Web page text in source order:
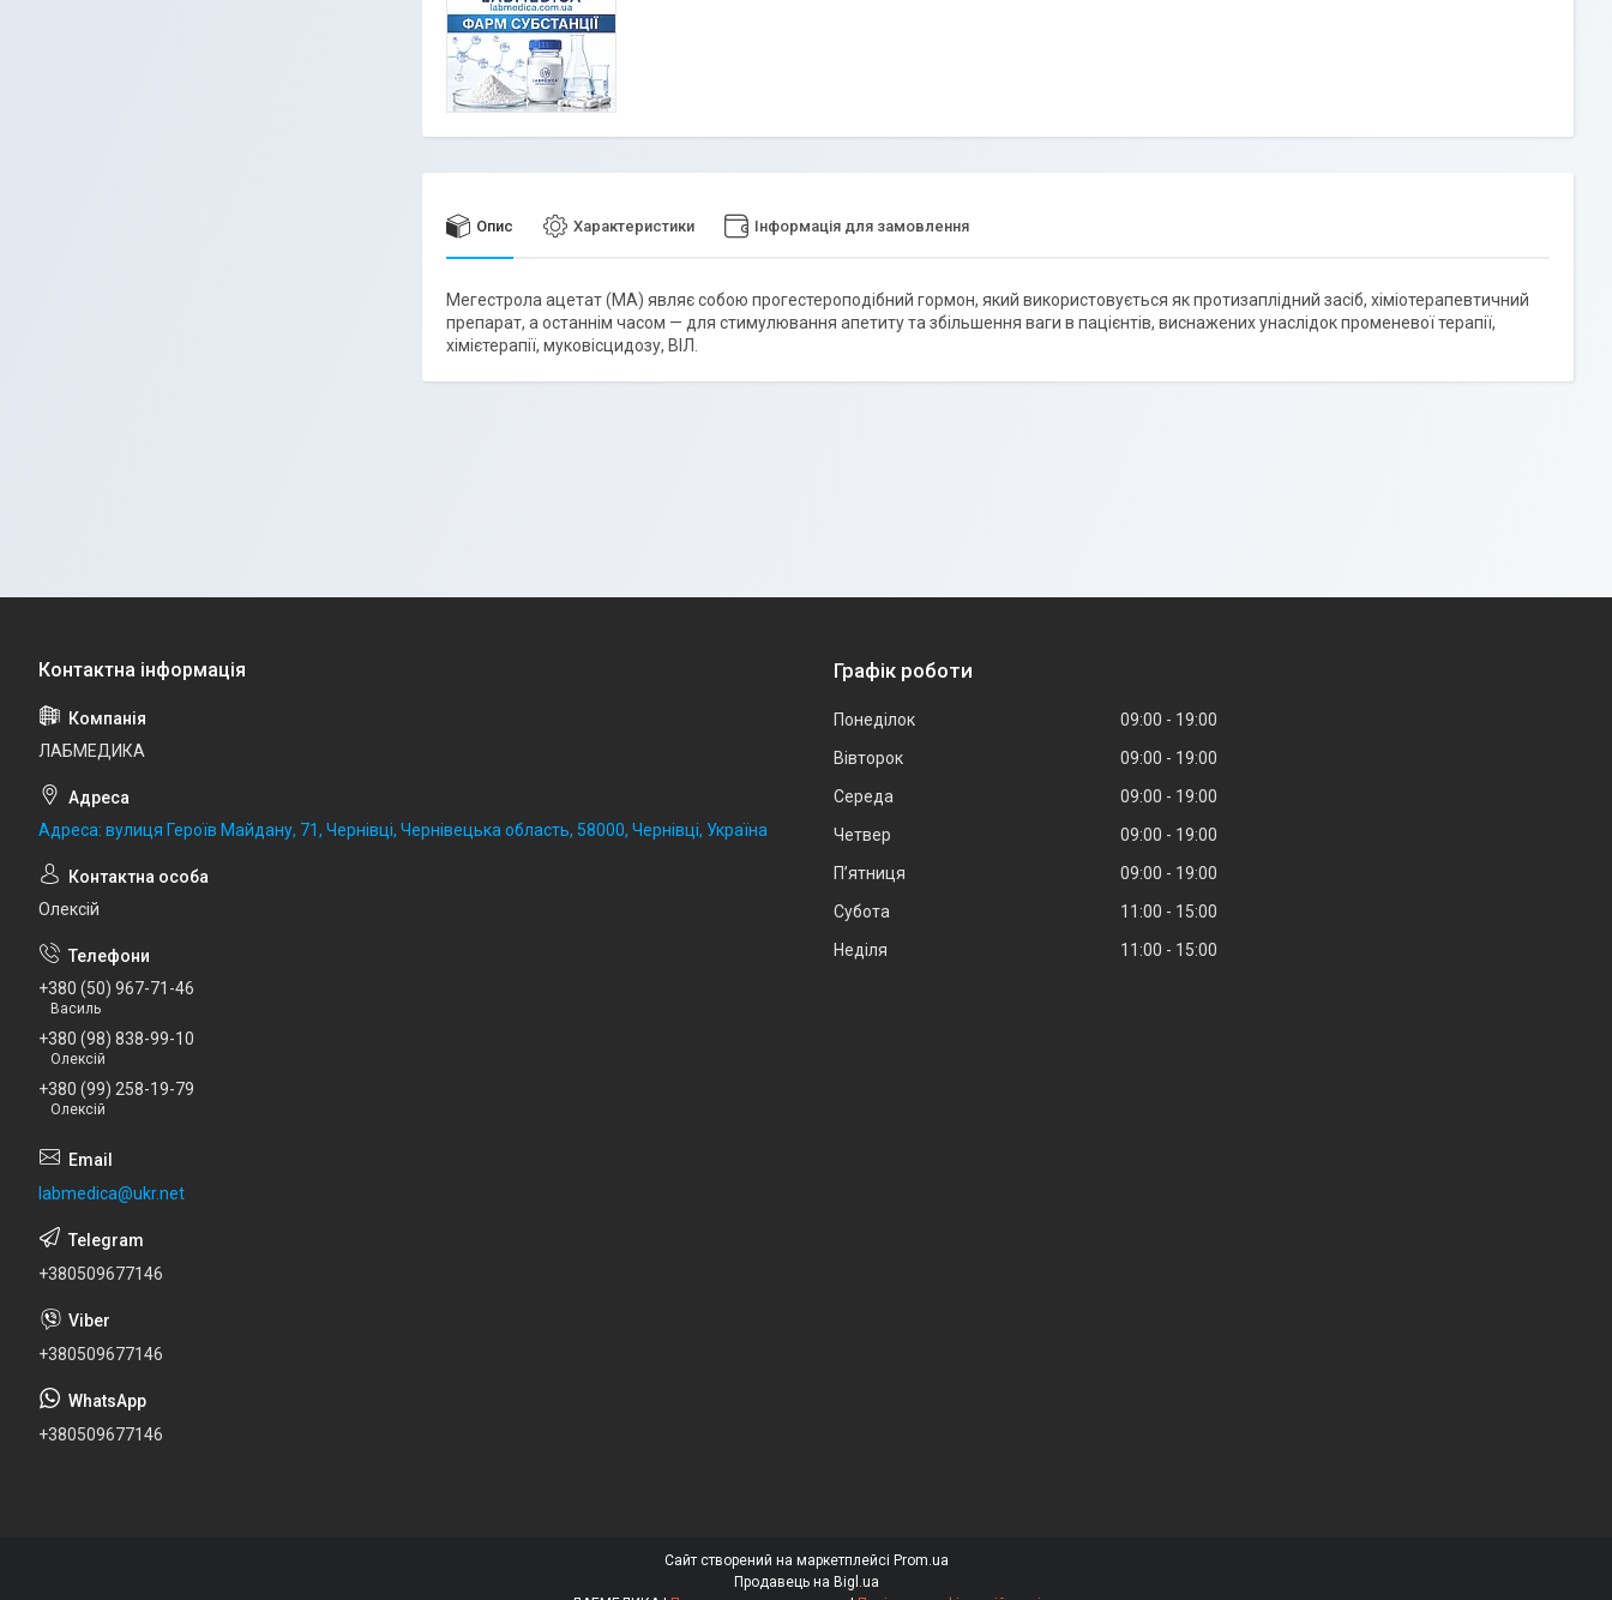
Опис Характеристики Інформація для замовлення
Мегестрола ацетат (МА) являє собою прогестероподібний гормон, який використовується як протизаплідний засіб, хіміотерапевтичний
препарат, а останнім часом — для стимулювання апетиту та збільшення ваги в пацієнтів, виснажених унаслідок променевої терапії,
хімієтерапії, муковісцидозу, ВІЛ.
ЛАБМЕДИКА
Адреса: вулиця Героїв Майдану, 71, Чернівці, Чернівецька область, 58000, Чернівці, Україна
Олексій
+380 (50) 967-71-46
Василь
+380 (98) 838-99-10
Олексій
+380 (99) 258-19-79
Олексій
labmedica@ukr.net
+380509677146
+380509677146
+380509677146
Графік роботи
Понеділок 09:00
19:00
Вівторок
09:00
19:00
Середа
09:00
19:00
Четвер
09:00
19:00
Пʼятниця
09:00
19:00
Субота
11:00
15:00
Неділя
11:00 15:00
Сайт створений на маркетплейсі Prom.ua
Продавець на Bigl.ua